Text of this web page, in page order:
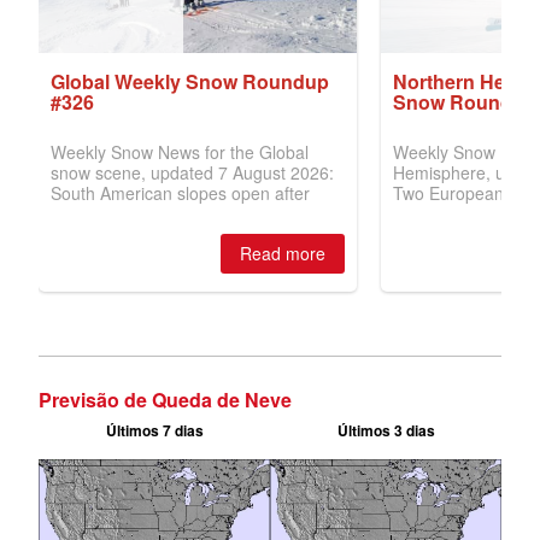
Previsão de Queda de Neve
Últimos 7 dias Últimos 3 dias